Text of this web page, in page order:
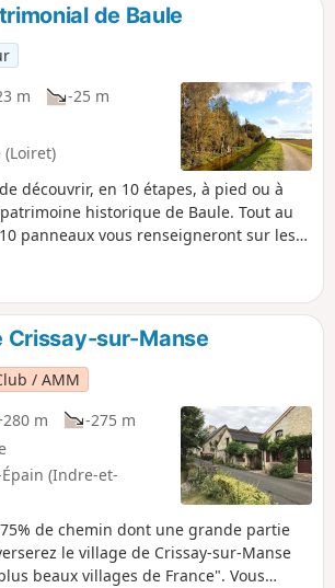
de Baule
m
-25 m
(Loiret)
découvrir, en 10 étapes, à pied ou à
historique de Baule. Tout au
panneaux vous renseigneront sur les
ainsi que des informations
et anecdotes sur le site de la
sur-Manse
/ AMM
m
-275 m
(Indre-et-
de chemin dont une grande partie
le village de Crissay-sur-Manse
beaux villages de France". Vous